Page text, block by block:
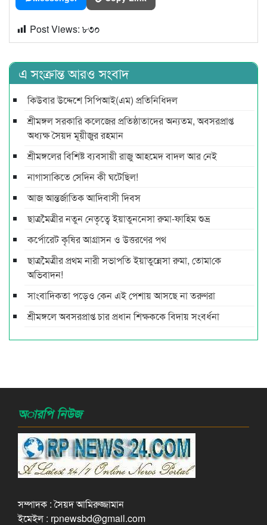
Post Views: ৮৩০
এ সংক্রান্ত আরও সংবাদ
কিউবার উদ্দেশে সিপিআই(এম) প্রতিনিধিদল
শ্রীমঙ্গল সরকারি কলেজের প্রতিষ্ঠাতাদের অন্যতম, অবসরপ্রাপ্ত
অধ্যক্ষ সৈয়দ মূয়ীজুর রহমান
শ্রীমঙ্গলের বিশিষ্ট ব্যবসায়ী রাজু আহমেদ বাদল আর নেই
নাগাসাকিতে সেদিন কী ঘটেছিল!
আজ আন্তর্জাতিক আদিবাসী দিবস
ছাত্রমৈত্রীর নতুন নেতৃত্বে ইয়াতুননেসা রুমা-ফাহিম শুভ্র
কর্পোরেট কৃষির আগ্রাসন ও উত্তরণের পথ
ছাত্রমৈত্রীর প্রথম নারী সভাপ‌তি ইয়াতুন্নেসা রুমা, তোমা‌কে
অ‌ভিবাদন!
সাংবাদিকতা পড়েও কেন এই পেশায় আসছে না তরুণরা
শ্রীমঙ্গলে অবসরপ্রাপ্ত চার প্রধান শিক্ষককে বিদায় সংবর্ধনা
অারপি নিউজ
সম্পাদক : সৈয়দ আমিরুজ্জামান
ইমেইল : rpnewsbd@gmail.com